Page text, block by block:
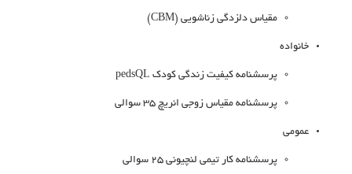
مقیاس دلزدگی زناشویی (CBM)
خانواده
پرسشنامه کیفیت زندگی کودک pedsQL
پرسشنامه مقیاس زوجی انریچ 35 سوالی
عمومی
پرسشنامه کار تیمی لنچیونی 25 سوالی